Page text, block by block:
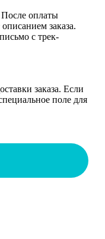
После оплаты
заказа.
с трек-
заказа. Если
поле для